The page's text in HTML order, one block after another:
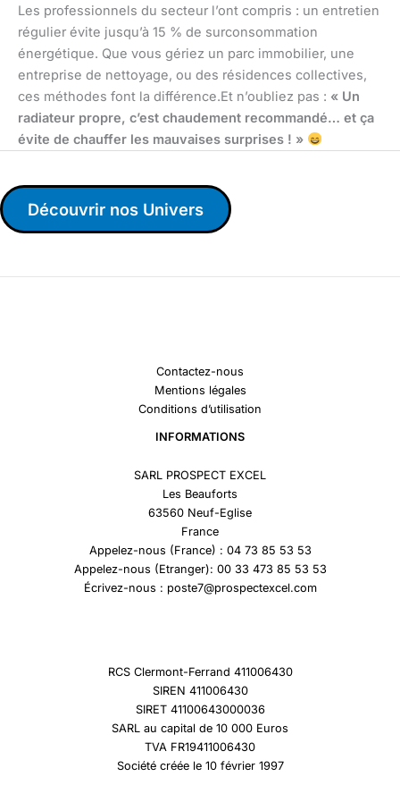
Les professionnels du secteur l’ont compris : un entretien
régulier évite jusqu’à 15 % de surconsommation
énergétique. Que vous gériez un parc immobilier, une
entreprise de nettoyage, ou des résidences collectives,
ces méthodes font la différence.Et n’oubliez pas : « Un
radiateur propre, c’est chaudement recommandé… et ça
évite de chauffer les mauvaises surprises ! »
Découvrir nos Univers
Contactez-nous
Mentions légales
Conditions d’utilisation
INFORMATIONS
SARL PROSPECT EXCEL
Les Beauforts
63560 Neuf-Eglise
France
Appelez-nous (France) : 04 73 85 53 53
Appelez-nous (Etranger): 00 33 473 85 53 53
Écrivez-nous : poste7@prospectexcel.com
RCS Clermont-Ferrand 411006430
SIREN 411006430
SIRET 41100643000036
SARL au capital de 10 000 Euros
TVA FR19411006430
Société créée le 10 février 1997